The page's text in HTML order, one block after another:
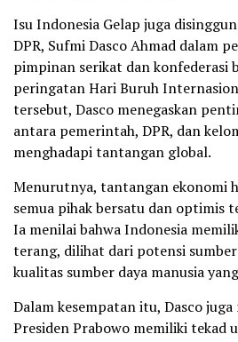
Isu Indonesia Gelap juga
DPR, Sufmi Dasco Ahmad dalam
pimpinan serikat dan konfederasi
peringatan Hari Buruh
tersebut, Dasco menegaskan
antara pemerintah, DPR, dan
menghadapi tantangan global.
Menurutnya, tantangan ekonomi
semua pihak bersatu dan optimis
Ia menilai bahwa Indonesia
terang, dilihat dari potensi
kualitas sumber daya manusia
Dalam kesempatan itu, Dasco
Presiden Prabowo memiliki tekad